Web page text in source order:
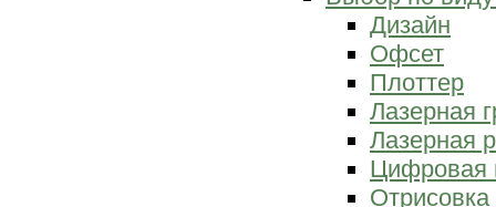
Дизайн
Офсет
Плоттер
Лазерная
Лазерная
Цифровая
Отрисовка